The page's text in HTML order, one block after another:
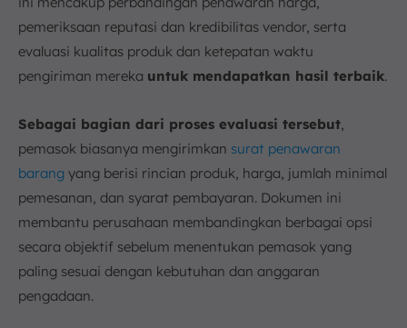
pemeriksaan reputasi dan kredibilitas vendor, serta
evaluasi kualitas produk dan ketepatan waktu
pengiriman mereka untuk mendapatkan hasil terbaik.
Sebagai bagian dari proses evaluasi tersebut,
pemasok biasanya mengirimkan surat penawaran
barang yang berisi rincian produk, harga, jumlah minimal
pemesanan, dan syarat pembayaran. Dokumen ini
membantu perusahaan membandingkan berbagai opsi
secara objektif sebelum menentukan pemasok yang
paling sesuai dengan kebutuhan dan anggaran
pengadaan.